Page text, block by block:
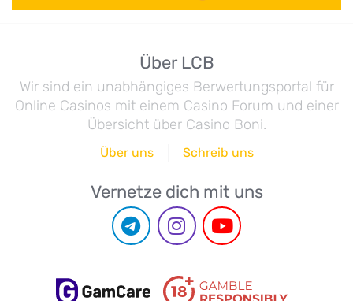
Über LCB
Wir sind ein unabhängiges Berwertungsportal für
Online Casinos mit einem Casino Forum und einer
Übersicht über Casino Boni.
Über uns Schreib uns
Vernetze dich mit uns